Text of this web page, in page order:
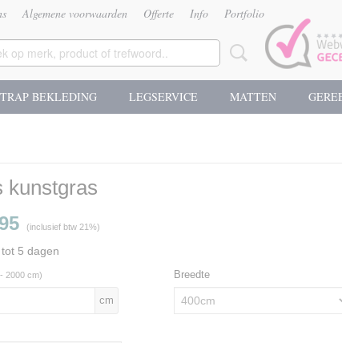
Algemene voorwaarden Offerte Info Portfolio
TRAP BEKLEDING LEGSERVICE MATTEN
kunstgras
(inclusief btw 21%)
5 dagen
2000 cm)
cm
Breedte